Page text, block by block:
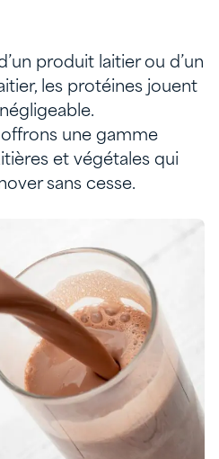
produit laitier ou d’un
les protéines jouent
une gamme
et végétales qui
sans cesse.